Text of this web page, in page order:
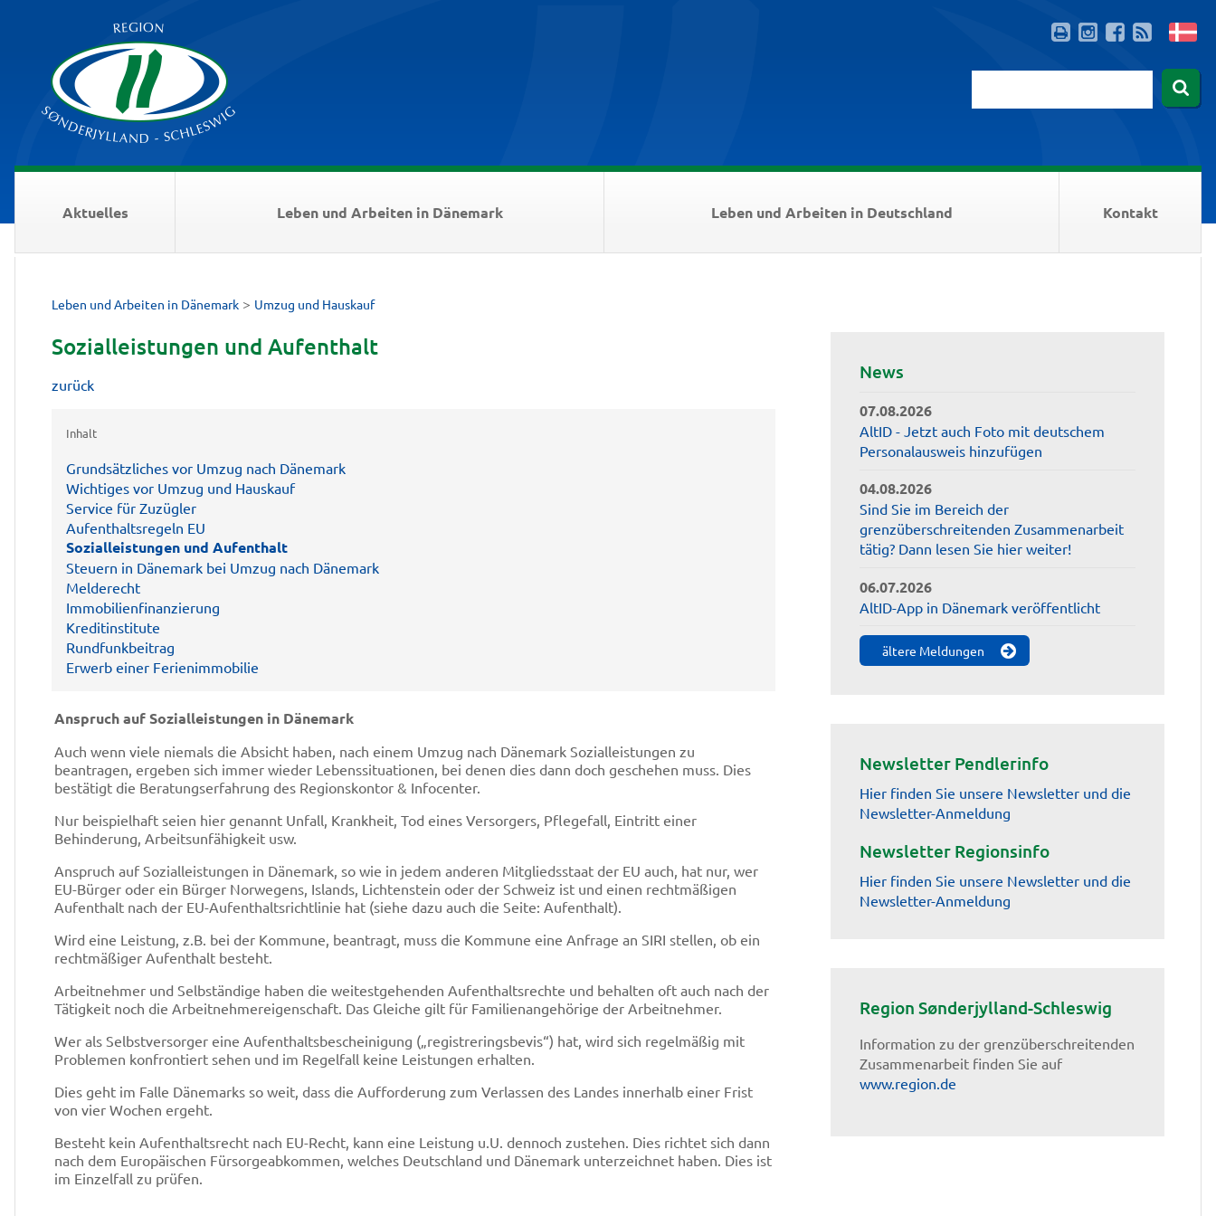
Aktuelles Leben und Arbeiten in Dänemark Leben und Arbeiten in Deutschland Kontakt
Leben und Arbeiten in Dänemark > Umzug und Hauskauf
Sozialleistungen und Aufenthalt
zurück
Inhalt
Grundsätzliches vor Umzug nach Dänemark
Wichtiges vor Umzug und Hauskauf
Service für Zuzügler
Aufenthaltsregeln EU
Sozialleistungen und Aufenthalt
Steuern in Dänemark bei Umzug nach Dänemark
Melderecht
Immobilienfinanzierung
Kreditinstitute
Rundfunkbeitrag
Erwerb einer Ferienimmobilie
Anspruch auf Sozialleistungen in Dänemark
Auch wenn viele niemals die Absicht haben, nach einem Umzug nach Dänemark Sozialleistungen zu
beantragen, ergeben sich immer wieder Lebenssituationen, bei denen dies dann doch geschehen muss. Dies
bestätigt die Beratungserfahrung des Regionskontor & Infocenter.
Nur beispielhaft seien hier genannt Unfall, Krankheit, Tod eines Versorgers, Pflegefall, Eintritt einer
Behinderung, Arbeitsunfähigkeit usw.
Anspruch auf Sozialleistungen in Dänemark, so wie in jedem anderen Mitgliedsstaat der EU auch, hat nur, wer
EU-Bürger oder ein Bürger Norwegens, Islands, Lichtenstein oder der Schweiz ist und einen rechtmäßigen
Aufenthalt nach der EU-Aufenthaltsrichtlinie hat (siehe dazu auch die Seite: Aufenthalt).
Wird eine Leistung, z.B. bei der Kommune, beantragt, muss die Kommune eine Anfrage an SIRI stellen, ob ein
rechtmäßiger Aufenthalt besteht.
Arbeitnehmer und Selbständige haben die weitestgehenden Aufenthaltsrechte und behalten oft auch nach der
Tätigkeit noch die Arbeitnehmereigenschaft. Das Gleiche gilt für Familienangehörige der Arbeitnehmer.
Wer als Selbstversorger eine Aufenthaltsbescheinigung („registreringsbevis“) hat, wird sich regelmäßig mit
Problemen konfrontiert sehen und im Regelfall keine Leistungen erhalten.
Dies geht im Falle Dänemarks so weit, dass die Aufforderung zum Verlassen des Landes innerhalb einer Frist
von vier Wochen ergeht.
Besteht kein Aufenthaltsrecht nach EU-Recht, kann eine Leistung u.U. dennoch zustehen. Dies richtet sich dann
nach dem Europäischen Fürsorgeabkommen, welches Deutschland und Dänemark unterzeichnet haben. Dies ist
im Einzelfall zu prüfen.
News
07.08.2026
AltID - Jetzt auch Foto mit deutschem
Personalausweis hinzufügen
04.08.2026
Sind Sie im Bereich der
grenzüberschreitenden Zusammenarbeit
tätig? Dann lesen Sie hier weiter!
06.07.2026
AltID-App in Dänemark veröffentlicht
ältere Meldungen
Newsletter Pendlerinfo
Hier finden Sie unsere Newsletter und die
Newsletter-Anmeldung
Newsletter Regionsinfo
Hier finden Sie unsere Newsletter und die
Newsletter-Anmeldung
Region Sønderjylland-Schleswig
Information zu der grenzüberschreitenden
Zusammenarbeit finden Sie auf
www.region.de